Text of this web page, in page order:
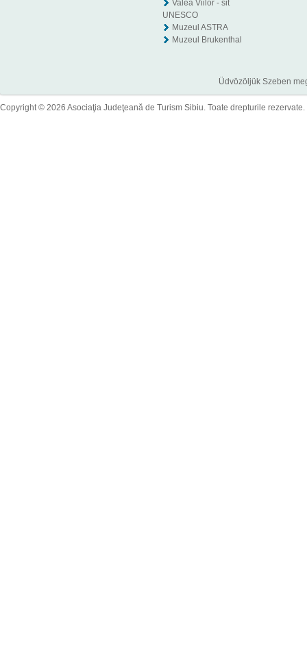
Valea Viilor - sit
UNESCO
Muzeul ASTRA
Muzeul Brukenthal
Üdvözöljük Szeben
Copyright © 2026 Asociaţia Judeţeană de Turism Sibiu. Toate drepturile rezervate.